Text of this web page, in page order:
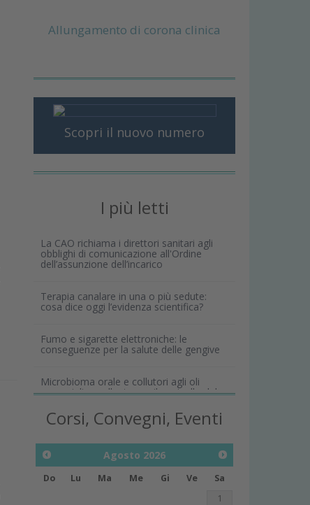
Allungamento di corona clinica
Scopri il nuovo numero
I più letti
La CAO richiama i direttori sanitari agli
obblighi di comunicazione all'Ordine
dell’assunzione dell’incarico
Terapia canalare in una o più sedute:
cosa dice oggi l’evidenza scientifica?
Fumo e sigarette elettroniche: le
conseguenze per la salute delle gengive
Microbioma orale e collutori agli oli
essenziali: un alleato per il controllo del
Corsi, Convegni, Eventi
Agosto 2026
Do Lu Ma Me Gi Ve
Sa
1